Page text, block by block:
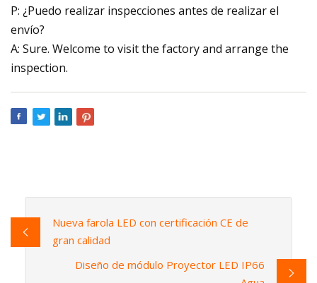
P: ¿Puedo realizar inspecciones antes de realizar el
envío?
A: Sure. Welcome to visit the factory and arrange the
inspection.
Nueva farola LED con certificación CE de
gran calidad
Diseño de módulo Proyector LED IP66